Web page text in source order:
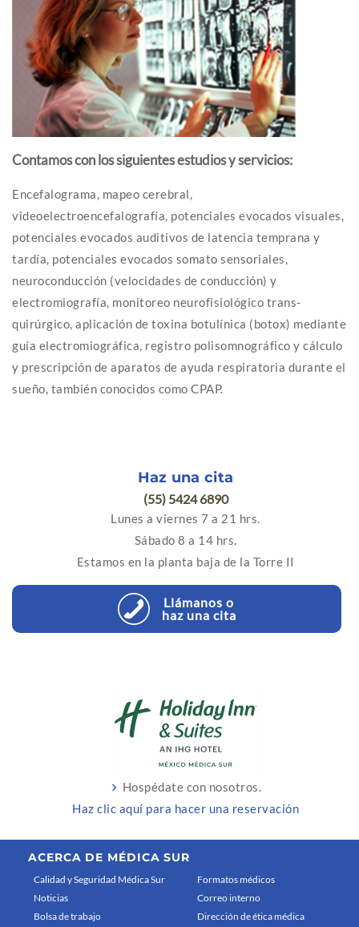
Contamos con los siguientes estudios y servicios:
Encefalograma, mapeo cerebral,
videoelectroencefalografía, potenciales evocados visuales,
potenciales evocados auditivos de latencia temprana y
tardía, potenciales evocados somato sensoriales,
neuroconducción (velocidades de conducción) y
electromiografía, monitoreo neurofisiológico trans-
quirúrgico, aplicación de toxina botulínica (botox) mediante
guía electromiográfica, registro polisomnográfico y cálculo
y prescripción de aparatos de ayuda respiratoria durante el
sueño, también conocidos como CPAP.
Haz una cita
(55) 5424 6890
Lunes a viernes 7 a 21 hrs.
Sábado 8 a 14 hrs.
Estamos en la planta baja de la Torre II
Llámanos o
haz una cita
Hospédate con nosotros.
Haz clic aquí para hacer una reservación
ACERCA DE MÉDICA SUR
Calidad y Seguridad Médica Sur
Noticias
Bolsa de trabajo
Formatos médicos
Correo interno
Dirección de ética médica